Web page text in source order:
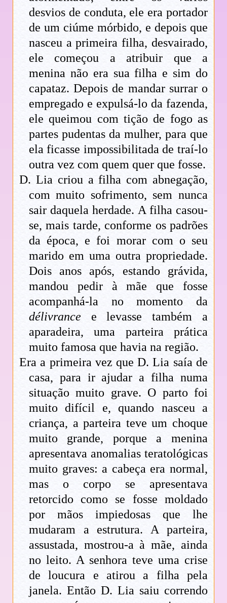
desvios de conduta, ele era portador
de um ciúme mórbido, e depois que
nasceu a primeira filha, desvairado,
ele começou a atribuir que a
menina não era sua filha e sim do
capataz. Depois de mandar surrar o
empregado e expulsá-lo da fazenda,
ele queimou com tição de fogo as
partes pudentas da mulher, para que
ela ficasse impossibilitada de traí-lo
outra vez com quem quer que fosse.
D. Lia criou a filha com abnegação,
com muito sofrimento, sem nunca
sair daquela herdade. A filha casou-
se, mais tarde, conforme os padrões
da época, e foi morar com o seu
marido em uma outra propriedade.
Dois anos após, estando grávida,
mandou pedir à mãe que fosse
acompanhá-la no momento da
délivrance e levasse também a
aparadeira, uma parteira prática
muito famosa que havia na região.
Era a primeira vez que D. Lia saía de
casa, para ir ajudar a filha numa
situação muito grave. O parto foi
muito difícil e, quando nasceu a
criança, a parteira teve um choque
muito grande, porque a menina
apresentava anomalias teratológicas
muito graves: a cabeça era normal,
mas o corpo se apresentava
retorcido como se fosse moldado
por mãos impiedosas que lhe
mudaram a estrutura. A parteira,
assustada, mostrou-a à mãe, ainda
no leito. A senhora teve uma crise
de loucura e atirou a filha pela
janela. Então D. Lia saiu correndo